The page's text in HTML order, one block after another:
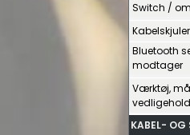
Switch /
Bluetooth
modtager
Værktøj,
vedligehold
KABEL- OG